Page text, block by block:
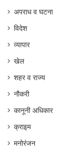
अपराध व घटना
विदेश
व्यापार
खेल
शहर व राज्य
नौकरी
कानूनी अधिकार
क्राइम
मनोरंजन